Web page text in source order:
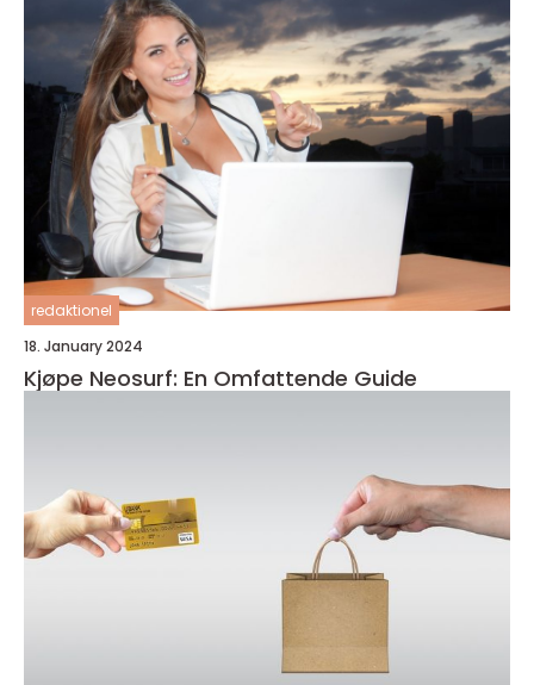
redaktionel
18. January 2024
Kjøpe Neosurf: En Omfattende Guide